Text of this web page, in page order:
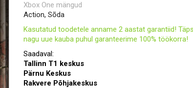
Xbox One mängud
Action, Sõda
Kasutatud toodetele anname 2 aastat garantiid!
nagu uue kauba puhul garanteerime 100% töökorra!
Saadaval:
Tallinn T1 keskus
Pärnu Keskus
Rakvere Põhjakeskus